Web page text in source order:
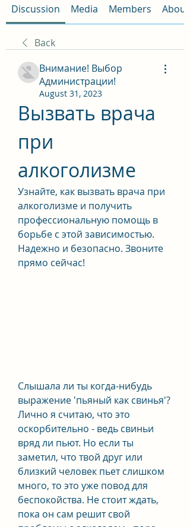
Discussion Media Members About
Back
Внимание! Выбор
Администрации!
August 31, 2023
Вызвать врача
при
алкоголизме
Узнайте, как вызвать врача при
алкоголизме и получить
профессиональную помощь в
борьбе с этой зависимостью.
Надежно и безопасно. Звоните
прямо сейчас!
Слышала ли ты когда-нибудь
выражение 'пьяный как свинья'?
Лично я считаю, что это
оскорбительно - ведь свиньи
вряд ли пьют. Но если ты
заметил, что твой друг или
близкий человек пьет слишком
много, то это уже повод для
беспокойства. Не стоит ждать,
пока он сам решит свой